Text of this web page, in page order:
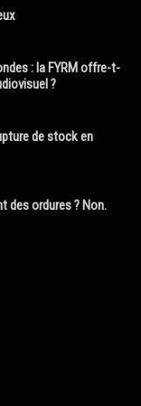
: la FYRM offre-t-
?
de stock en
des ordures ? Non.